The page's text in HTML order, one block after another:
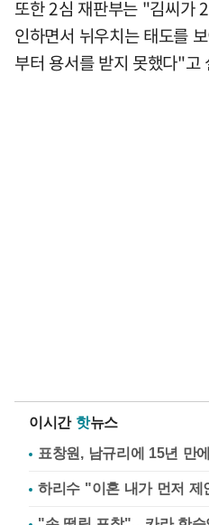
또한 2심 재판부는 "김씨가
인하면서 뉘우치는 태도를
부터 용서를 받지 못했다"고
이시간 핫뉴스
표창원, 남규리에 15년 만
하리수 "이혼 내가 먼저